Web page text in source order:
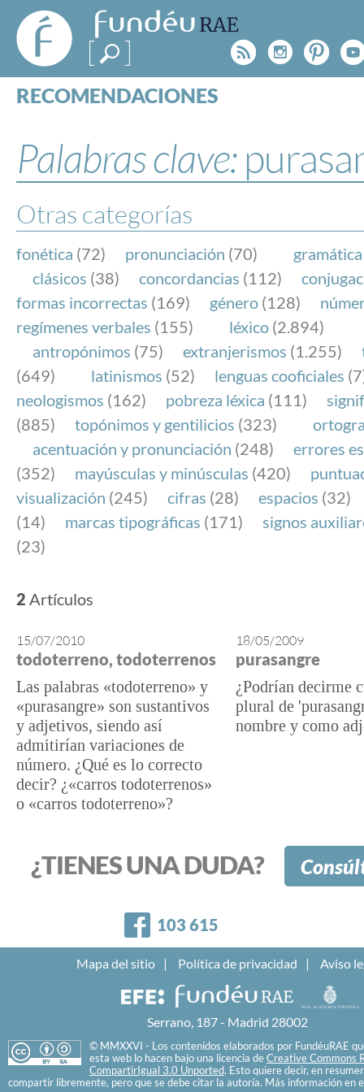
FundéuRAE
- Fundación
del Español
Urgente
Rss
RECOMENDACIONES
ESPECIALES
BLOG
NOTICIAS
SOBRE LA FUNDÉURAE
FundéuRAE es una fundación patrocinada por la
y la Real Academia Española, cuyo objetivo es
el buen uso del español en los medios de
Internet.
Palabras clave:
Otras categorías
fonética (72) pronunciación (70) gramática
clásicos (38) concordancias (112)
formas incorrectas (169) género (128)
regímenes verbales (155) léxico (2.894)
antropónimos (75) extranjerismos (1.255)
(649)
latinismos (52) lenguas cooficiales
neologismos (162) pobreza léxica (111)
(885)
topónimos y gentilicios (323)
acentuación y pronunciación (248)
errores
(352)
mayúsculas y minúsculas (420)
visualización (245) cifras (28) espacios (32)
(14)
marcas tipográficas (171)
signos
(23)
2 Artículos
15/07/2010
todoterreno, todoterrenos
Las palabras «todoterreno» y
«purasangre» son sustantivos
y adjetivos, siendo así
admitirían variaciones de
número. ¿Qué es lo correcto
decir? ¿«carros todoterrenos»
o «carros todoterreno»?
18/05/2009
purasangre
¿Podrían decirme
plural de
nombre y como
¿TIENES UNA DUDA?
Facebook
103 615
Mapa del sitio Política de privacidad Aviso
Serrano, 187 - Madrid 28002
© MMXXVI - Los contenidos elaborados por FundéuRAE
esta web lo hacen bajo una licencia de Creative Commons
CompartirIgual 3.0 Unported. Esto quiere decir, en
compartir libremente, pero que se debe citar la autoría. Más información en